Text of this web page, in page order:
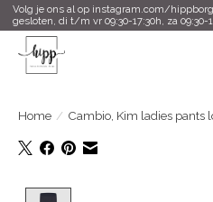
Volg je ons al op instagram.com/
gesloten, di t/m vr 09:30-17:30h, za 09:30-
Home / Cambio, Kim ladies pants